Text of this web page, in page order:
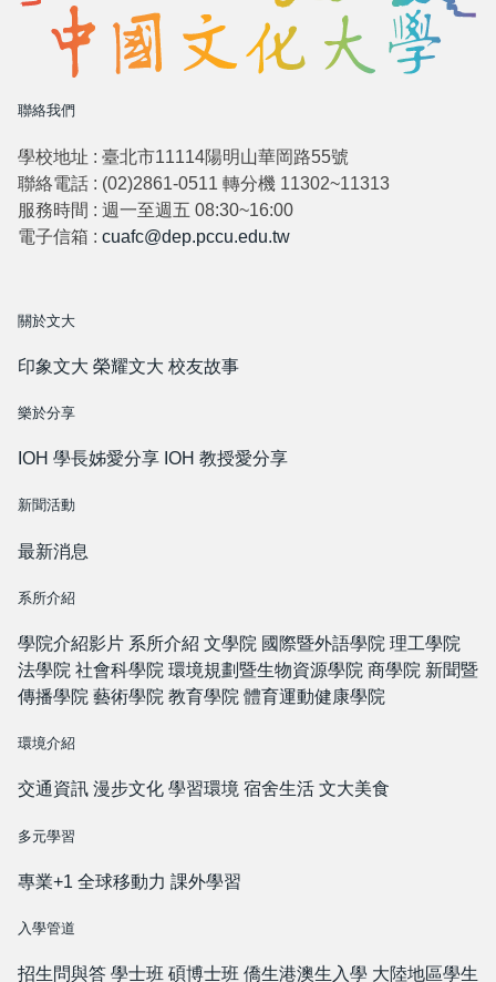
聯絡我們
學校地址 : 臺北市11114陽明山華岡路55號
聯絡電話 : (02)2861-0511 轉分機 11302~11313
服務時間 : 週一至週五 08:30~16:00
電子信箱 : cuafc@dep.pccu.edu.tw
關於文大
印象文大 榮耀文大 校友故事
樂於分享
IOH 學長姊愛分享 IOH 教授愛分享
新聞活動
最新消息
系所介紹
學院介紹影片 系所介紹 文學院 國際暨外語學院 理工學院
法學院 社會科學院 環境規劃暨生物資源學院 商學院 新聞暨
傳播學院 藝術學院 教育學院 體育運動健康學院
環境介紹
交通資訊 漫步文化 學習環境 宿舍生活 文大美食
多元學習
專業+1 全球移動力 課外學習
入學管道
招生問與答 學士班 碩博士班 僑生港澳生入學 大陸地區學生